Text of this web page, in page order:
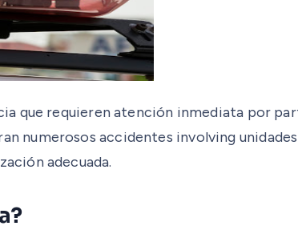
que requieren atención inmediata por
numerosos accidentes involving
adecuada.